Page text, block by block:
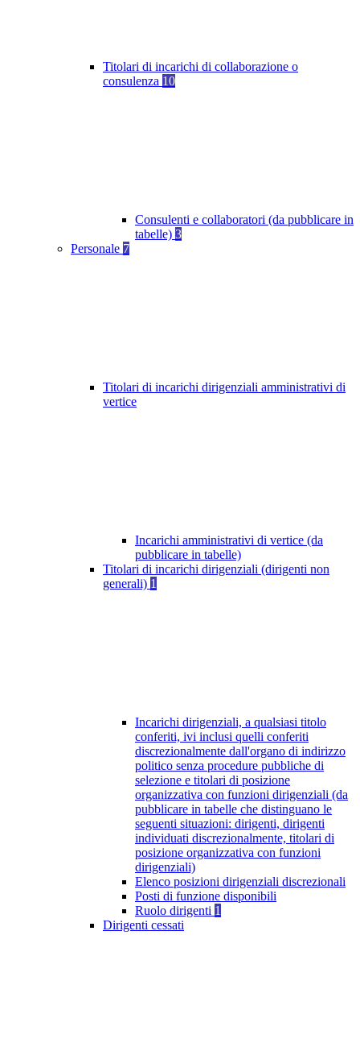
Titolari di incarichi di collaborazione o
consulenza 10
Consulenti e collaboratori (da pubblicare in
tabelle) 3
Personale 7
Titolari di incarichi dirigenziali amministrativi di
vertice
Incarichi amministrativi di vertice (da
pubblicare in tabelle)
Titolari di incarichi dirigenziali (dirigenti non
generali) 1
Incarichi dirigenziali, a qualsiasi titolo
conferiti, ivi inclusi quelli conferiti
discrezionalmente dall'organo di indirizzo
politico senza procedure pubbliche di
selezione e titolari di posizione
organizzativa con funzioni dirigenziali (da
pubblicare in tabelle che distinguano le
seguenti situazioni: dirigenti, dirigenti
individuati discrezionalmente, titolari di
posizione organizzativa con funzioni
dirigenziali)
Elenco posizioni dirigenziali discrezionali
Posti di funzione disponibili
Ruolo dirigenti 1
Dirigenti cessati